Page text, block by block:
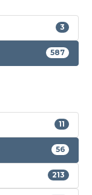
3
587
11
56
213